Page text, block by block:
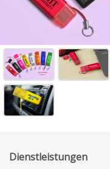
Dienstleistungen